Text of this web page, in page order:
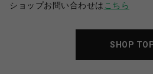
ショップお問い合わせは こちら
SHOP